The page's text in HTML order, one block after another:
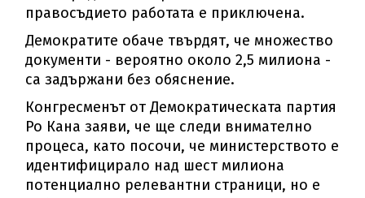
правосъдието работата е приключена.
Демократите обаче твърдят, че множество
документи - вероятно около 2,5 милиона -
са задържани без обяснение.
Конгресменът от Демократическата партия
Ро Кана заяви, че ще следи внимателно
процеса, като посочи, че министерството е
идентифицирало над шест милиона
потенциално релевантни страници, но е